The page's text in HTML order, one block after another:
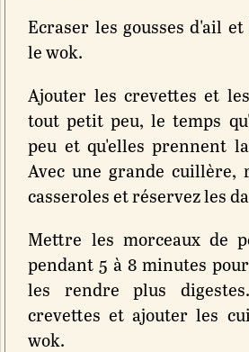
Ecraser les gousses d'ail
le wok.
Ajouter les crevettes et
tout petit peu, le temps
peu et qu'elles prennent
Avec une grande cuillère,
casseroles et réservez les
Mettre les morceaux de
pendant 5 à 8 minutes
les rendre plus
crevettes et ajouter les
wok.